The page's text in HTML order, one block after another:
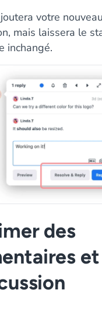
votre
mais laissera le
inchangé.
des